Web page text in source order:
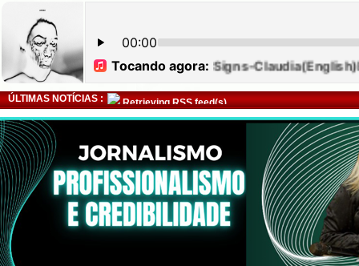
ÚLTIMAS NOTÍCIAS : Retrieving RSS feed(s)